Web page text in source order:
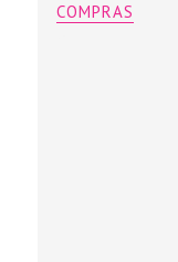
COMPRAS